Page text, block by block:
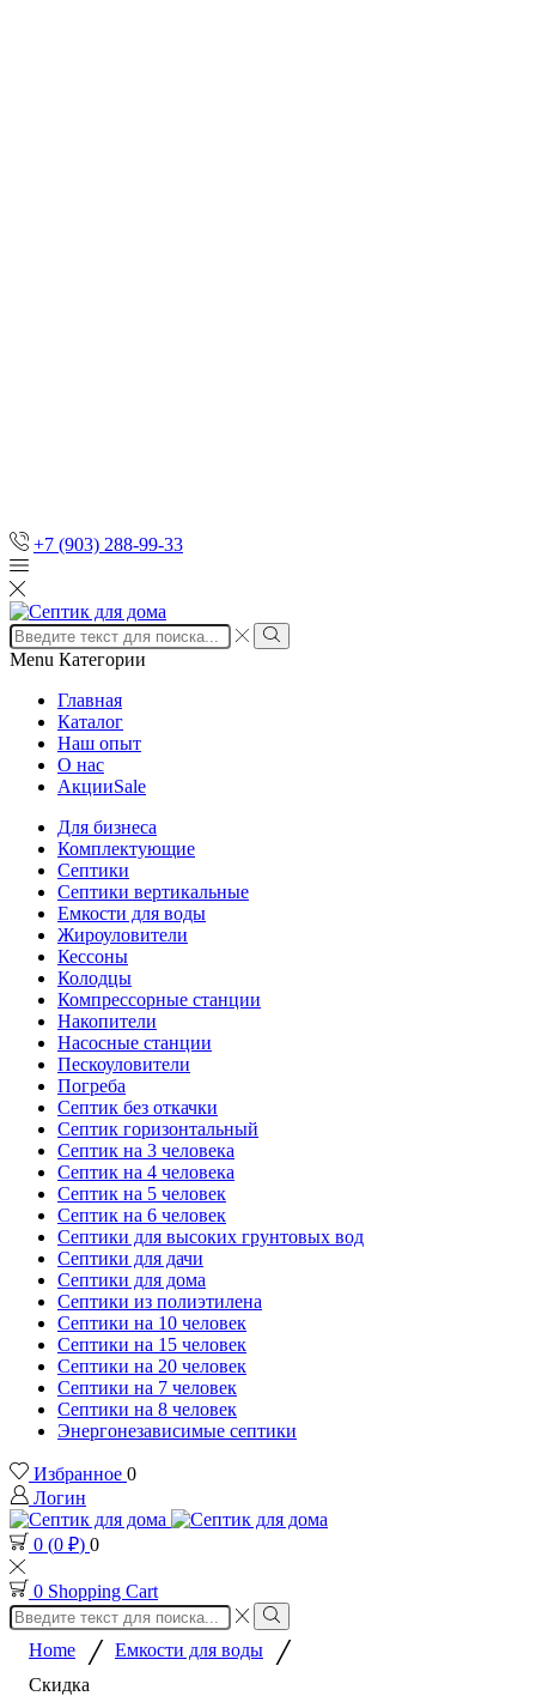
+7 (903) 288-99-33
Search
input
Search
Menu Категории
Главная
Каталог
Наш опыт
О нас
АкцииSale
Для бизнеса
Комплектующие
Септики
Септики вертикальные
Емкости для воды
Жироуловители
Кессоны
Колодцы
Компрессорные станции
Накопители
Насосные станции
Пескоуловители
Погреба
Септик без откачки
Септик горизонтальный
Септик на 3 человека
Септик на 4 человека
Септик на 5 человек
Септик на 6 человек
Септики для высоких грунтовых вод
Септики для дачи
Септики для дома
Септики из полиэтилена
Септики на 10 человек
Септики на 15 человек
Септики на 20 человек
Септики на 7 человек
Септики на 8 человек
Энергонезависимые септики
Избранное 0
Логин
0 (0 ₽) 0
0 Shopping Cart
Search
input
Search
Home / Емкости для воды /
Скидка